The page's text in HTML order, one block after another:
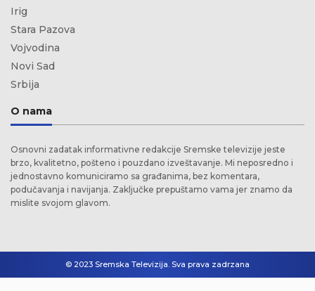
Irig
Stara Pazova
Vojvodina
Novi Sad
Srbija
O nama
Osnovni zadatak informativne redakcije Sremske televizije jeste
brzo, kvalitetno, pošteno i pouzdano izveštavanje. Mi neposredno i
jednostavno komuniciramo sa građanima, bez komentara,
podučavanja i navijanja. Zaključke prepuštamo vama jer znamo da
mislite svojom glavom.
© 2023 Sremska Televizija. Sva prava zadrzana